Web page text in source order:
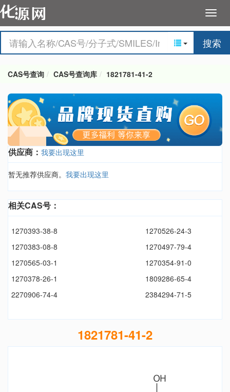
搜索
CAS号查询 CAS号查询库 1821781-41-2
供应商： 我要出现这里
暂无推荐供应商。 我要出现这里
相关CAS号：
1270393-38-8
1270526-24-3
1270383-08-8
1270497-79-4
1270565-03-1
1270354-91-0
1270378-26-1
1809286-65-4
2270906-74-4
2384294-71-5
1821781-41-2